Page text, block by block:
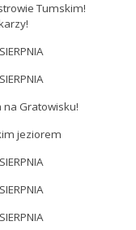
Tumskim!
na Gratowisku!
jeziorem